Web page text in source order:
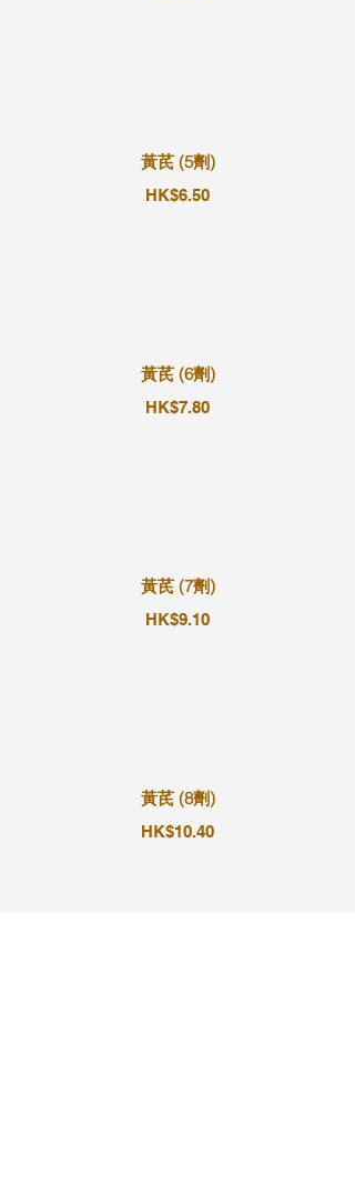
黃芪 (5劑)
HK$6.50
黃芪 (6劑)
HK$7.80
黃芪 (7劑)
HK$9.10
黃芪 (8劑)
HK$10.40